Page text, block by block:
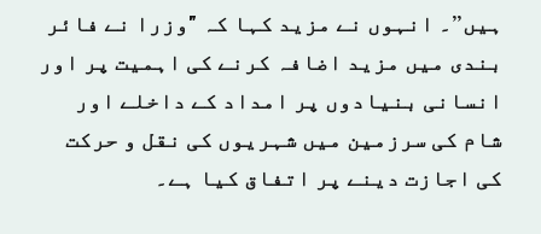
ہیں”۔ انہوں نے مزید کہا کہ "وزرا نے فائر
بندی میں مزید اضافہ کرنے کی اہمیت پر اور
انسانی بنیادوں پر امداد کے داخلے اور
شام کی سرزمین میں شہریوں کی نقل و حرکت
کی اجازت دینے پر اتفاق کیا ہے۔